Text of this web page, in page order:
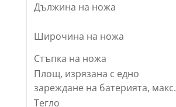
Дължина на ножа
Широчина на ножа
Стъпка на ножа
Площ, изрязана с едно
зареждане на батерията, макс.
Тегло